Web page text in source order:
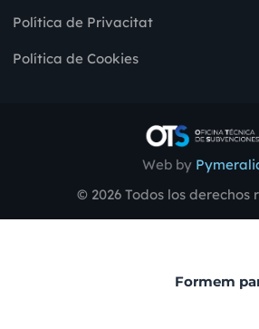
Política de Privacitat
Política de Cookies
Web by
© 2026 Todos los derechos
Formem